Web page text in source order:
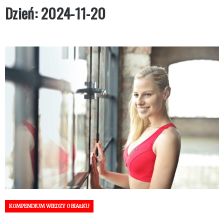
– białko,
trening i
siłownia
Dzień:2024-11-20
KOMPENDIUM WIEDZY O BIAŁKU